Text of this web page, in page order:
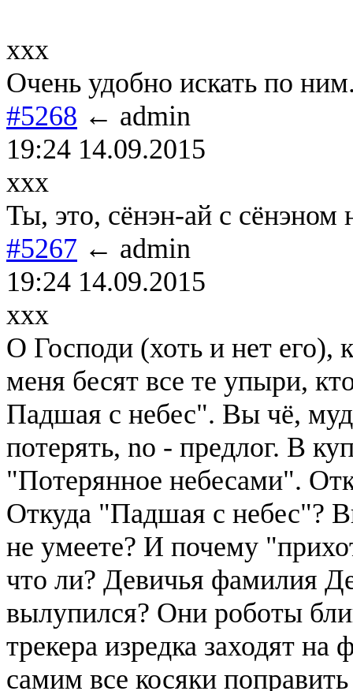
xxx
Очень удобно искать по
#5268 ← admin
19:24 14.09.2015
xxx
Ты, это, сёнэн-ай с сёнэном
#5267 ← admin
19:24 14.09.2015
xxx
О Господи (хоть и нет его),
меня бесят все те упыри,
Падшая с небес". Вы чё,
потерять, no - предлог. В
"Потерянное небесами".
Откуда "Падшая с небес"?
не умеете? И почему
что ли? Девичья фамилия
вылупился? Они роботы
трекера изредка заходят
самим все косяки